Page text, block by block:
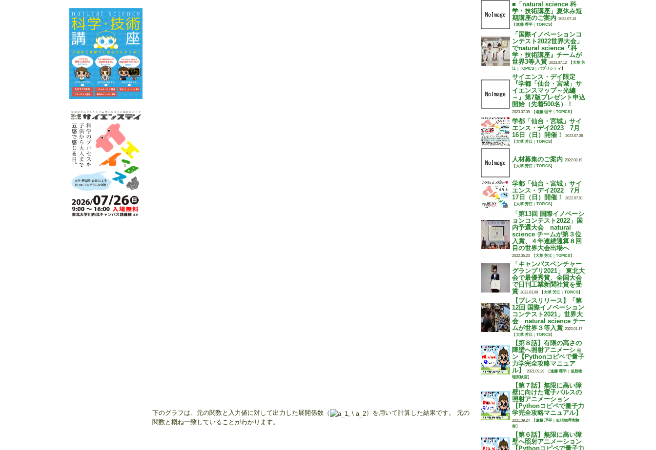
下のグラフは、元の関数と入力値に対して出力した展開係数（
）を用いて計算した結果です。 元の
関数と概ね一致していることがわかります。
■「natural science 科
学・技術講座」夏休み短
期講座のご案内 2023.07.14
【遠藤 理平 TOPICS】
「国際イノベーションコ
ンテスト2022世界大会」
でnatural science『科
学・技術講座』チームが
世界3等入賞 2023.07.12 【大草 芳
江
TOPICS パブリシティ 】
サイエンス・デイ限定
『学都「仙台・宮城」サ
イエンスマップ～光編
～』第7版プレゼント申込
開始（先着500名）！
2023.07.08 【遠藤 理平 TOPICS】
学都「仙台・宮城」サイ
エンス・デイ2023 7月
16日（日）開催！
2023.07.08
【大草 芳江 TOPICS】
人材募集のご案内 2022.08.19
【大草 芳江 TOPICS】
学都「仙台・宮城」サイ
エンス・デイ2022 7月
17日（日）開催！
2022.07.01
【大草 芳江 TOPICS】
「第13回 国際イノベーシ
ョンコンテスト2022」国
内予選大会 natural
science チームが第３位
入賞、４年連続通算８回
目の世界大会出場へ
2022.05.23 【大草 芳江 TOPICS】
「キャンパスベンチャー
グランプリ2021」 東北大
会で最優秀賞、全国大会
で日刊工業新聞社賞を受
賞 2022.03.09 【大草 芳江 TOPICS】
【プレスリリース】「第
12回 国際イノベーション
コンテスト2021」世界大
会 natural science チー
ムが世界３等入賞 2022.01.17
【大草 芳江 TOPICS】
【第８話】有限の高さの
障壁へ照射アニメーショ
ン【Pythonコピペで量子
力学完全攻略マニュア
ル】
2021.09.29 【遠藤 理平
仮想物
理実験室】
【第７話】無限に高い障
壁に向けた電子パルスの
照射アニメーション
【Pythonコピペで量子力
学完全攻略マニュアル】
2021.09.24 【遠藤 理平
仮想物理実験
室】
【第６話】無限に高い障
壁へ照射アニメーション
【Pythonコピペで量子力